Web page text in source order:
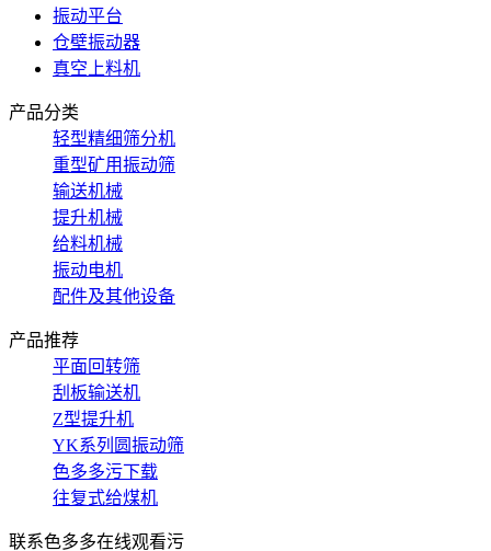
振动平台
仓壁振动器
真空上料机
产品分类
轻型精细筛分机
重型矿用振动筛
输送机械
提升机械
给料机械
振动电机
配件及其他设备
产品推荐
平面回转筛
刮板输送机
Z型提升机
YK系列圆振动筛
色多多污下载
往复式给煤机
联系色多多在线观看污